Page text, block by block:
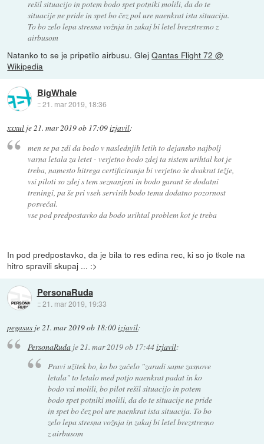
rešil situacijo in potem bodo spet potniki molili, da do te
situacije ne pride in spet bo čez pol ure naenkrat ista situacija.
To bo zelo lepa stresna vožnja in zakaj bi letel brezstresno z
airbusom
Natanko to se je pripetilo airbusu. GlejQantas Flight 72 @
Wikipedia
BigWhale
::21. mar 2019, 18:36
xxxul je21. mar 2019 ob 17:09izjavil:
men se pa zdi da bodo v naslednjih letih to dejansko najbolj
varna letala za letet - verjetno bodo zdej ta sistem urihtal kot je
treba, namesto hitrega certificiranja bi verjetno še dvakrat težje,
vsi piloti so zdej s tem seznanjeni in bodo garant še dodatni
treningi, pa še pri vseh servisih bodo temu dodatno pozornost
posvečal.
vse pod predpostavko da bodo urihtal problem kot je treba
In pod predpostavko, da je bila to res edina rec, ki so jo tkole na
hitro spravili skupaj ... :>
PersonaRuda
::21. mar 2019, 19:33
pegasus je 21. mar 2019 ob 18:00izjavil:
PersonaRudaje21. mar 2019 ob 17:44izjavil:
Pravi užitek bo, ko bo začelo "zaradi same zasnove
letala" to letalo med potjo naenkrat padat in ko
bodo vsi molili, bo pilot rešil situacijo in potem
bodo spet potniki molili, da do te situacije ne pride
in spet bo čez pol ure naenkrat ista situacija. To bo
zelo lepa stresna vožnja in zakaj bi letel brezstresno
z airbusom